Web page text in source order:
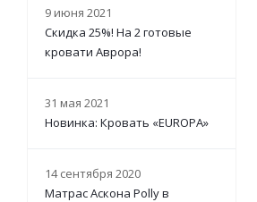
9 июня 2021
Скидка 25%! На 2 готовые
кровати Аврора!
31 мая 2021
Новинка: Кровать «EUROPA»
14 сентября 2020
Матрас Аскона Polly в